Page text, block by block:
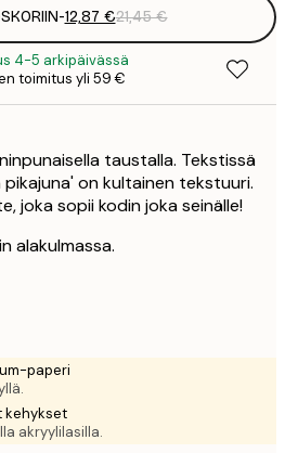
-12,87 €21,45 €
4-5 arkipäivässä
toimitus yli 59 €
taustalla. Tekstissä
on kultainen tekstuuri.
joka sopii kodin joka seinälle!
alakulmassa.
paperi
kehykset
akryylilasilla.